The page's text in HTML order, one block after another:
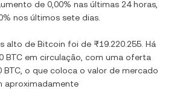
de 0,00% nas últimas 24 horas,
nos últimos sete dias.
alto de Bitcoin foi de ₨19.220.255 . Há
BTC em circulação, com uma oferta
BTC , o que coloca o valor de mercado
aproximadamente